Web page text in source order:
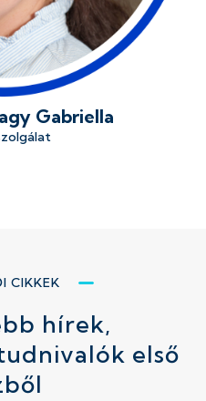
Gabriella
CIKKEK
hírek,
első